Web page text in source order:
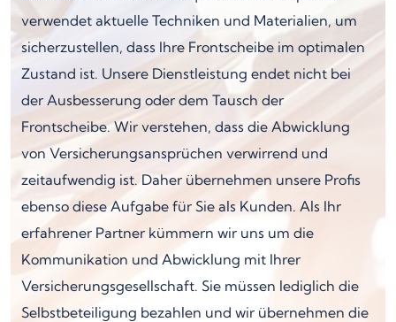
verwendet aktuelle Techniken und Materialien, um
sicherzustellen, dass Ihre Frontscheibe im optimalen
Zustand ist. Unsere Dienstleistung endet nicht bei
der Ausbesserung oder dem Tausch der
Frontscheibe. Wir verstehen, dass die Abwicklung
von Versicherungsansprüchen verwirrend und
zeitaufwendig ist. Daher übernehmen unsere Profis
ebenso diese Aufgabe für Sie als Kunden. Als Ihr
erfahrener Partner kümmern wir uns um die
Kommunikation und Abwicklung mit Ihrer
Versicherungsgesellschaft. Sie müssen lediglich die
Selbstbeteiligung bezahlen und wir übernehmen die